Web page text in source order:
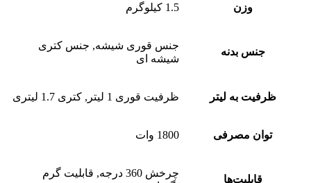
وزن 1.5 کیلوگرم
جنس بدنه
جنس قوری شیشه, جنس کتری
شیشه ای
ظرفیت به لیتر ظرفیت قوری 1 لیتر, کتری 1.7 لیتری
توان مصرفی 1800 وات
قابلیت‌ها
چرخش 360 درجه, قابلیت گرم